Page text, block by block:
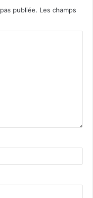
publiée. Les champs